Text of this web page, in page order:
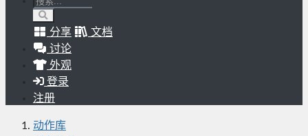
分享
文档
讨论
外观
登录
注册
动作库